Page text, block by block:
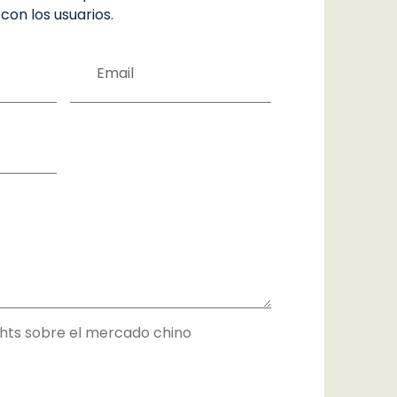
los usuarios.
a
sobre el mercado chino